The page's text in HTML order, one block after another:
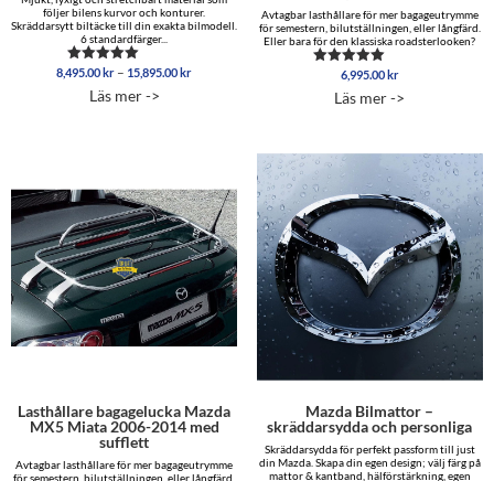
följer bilens kurvor och konturer.
Skräddarsytt biltäcke till din exakta bilmodell.
6 standardfärger...
Betygsatt
av 5
8,495.00 kr – 15,895.00 krPrisintervall:
Läs mer ->
Avtagbar lasthållare för mer bagageutrymme
för semestern, bilutställningen, eller långfärd.
Eller bara för den klassiska roadsterlooken?
Betygsatt
av 5
6,995.00 kr
Läs mer ->
Lasthållare bagagelucka Mazda
MX5 Miata 2006-2014 med
sufflett
Avtagbar lasthållare för mer bagageutrymme
för semestern, bilutställningen, eller långfärd.
Mazda Bilmattor –
skräddarsydda och personliga
Skräddarsydda för perfekt passform till just
din Mazda. Skapa din egen design; välj färg på
mattor & kantband, hälförstärkning, egen